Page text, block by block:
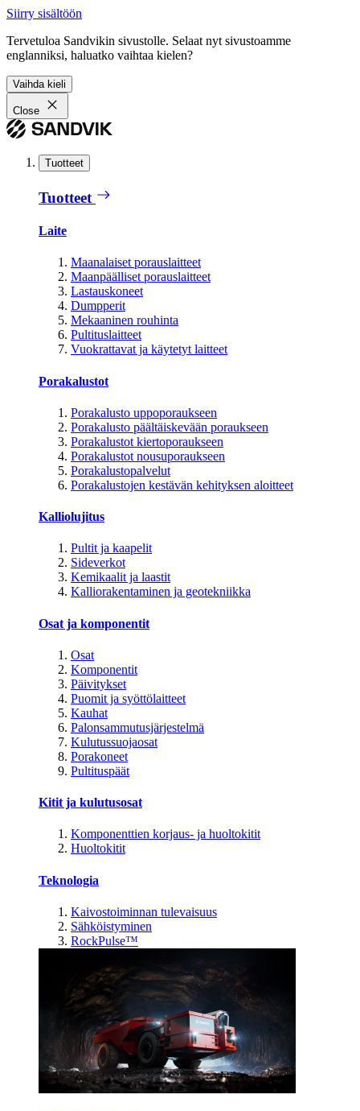
Siirry sisältöön
Tervetuloa Sandvikin sivustolle. Selaat nyt sivustoamme
englanniksi, haluatko vaihtaa kielen?
Vaihda kieli
Close
Tuotteet
Tuotteet
Laite
Maanalaiset porauslaitteet
Maanpäälliset porauslaitteet
Lastauskoneet
Dumpperit
Mekaaninen rouhinta
Pultituslaitteet
Vuokrattavat ja käytetyt laitteet
Porakalustot
Porakalusto uppoporaukseen
Porakalusto päältäiskevään poraukseen
Porakalustot kiertoporaukseen
Porakalustot nousuporaukseen
Porakalustopalvelut
Porakalustojen kestävän kehityksen aloitteet
Kalliolujitus
Pultit ja kaapelit
Sideverkot
Kemikaalit ja laastit
Kalliorakentaminen ja geotekniikka
Osat ja komponentit
Osat
Komponentit
Päivitykset
Puomit ja syöttölaitteet
Kauhat
Palonsammutusjärjestelmä
Kulutussuojaosat
Porakoneet
Pultituspäät
Kitit ja kulutusosat
Komponenttien korjaus- ja huoltokitit
Huoltokitit
Teknologia
Kaivostoiminnan tulevaisuus
Sähköistyminen
RockPulse™